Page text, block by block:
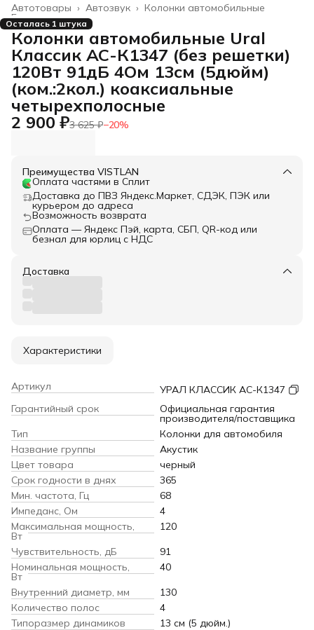
Колонки автомобильные
Автозвук ›
Автотовары ›
Главная ›
Осталась 1 штука
Колонки автомобильные Ural
Классик АС-К1347 (без решетки)
120Вт 91дБ 4Ом 13см (5дюйм)
(ком.:2кол.) коаксиальные
четырехполосные
2 900 ₽3 625 ₽−20%
Преимущества VISTLAN
Оплата частями в Сплит
Доставка до ПВЗ Яндекс.Маркет, СДЭК, ПЭК или
курьером до адреса
Возможность возврата
Оплата — Яндекс Пэй, карта, СБП, QR-код или
безнал для юрлиц с НДС
Доставка
Характеристики
Артикул
УРАЛ КЛАССИК АС-К1347
Гарантийный срок
Официальная гарантия
производителя/поставщика
Тип
Колонки для автомобиля
Название группы
Акустик
Цвет товара
черный
Срок годности в днях
365
Мин. частота, Гц
68
Импеданс, Ом
4
Максимальная мощность,
Вт
120
Чувствительность, дБ
91
Номинальная мощность,
Вт
40
Внутренний диаметр, мм
130
Количество полос
4
Типоразмер динамиков
13 см (5 дюйм.)